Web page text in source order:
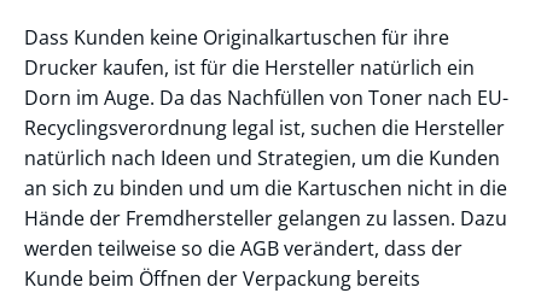
Dass Kunden keine Originalkartuschen für ihre
Drucker kaufen, ist für die Hersteller natürlich ein
Dorn im Auge. Da das Nachfüllen von Toner nach EU-
Recyclingsverordnung legal ist, suchen die Hersteller
natürlich nach Ideen und Strategien, um die Kunden
an sich zu binden und um die Kartuschen nicht in die
Hände der Fremdhersteller gelangen zu lassen. Dazu
werden teilweise so die AGB verändert, dass der
Kunde beim Öffnen der Verpackung bereits